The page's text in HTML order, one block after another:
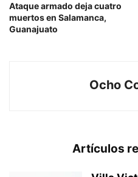
Ataque armado deja cuatro
muertos en Salamanca,
Guanajuato
Ocho
Artículos